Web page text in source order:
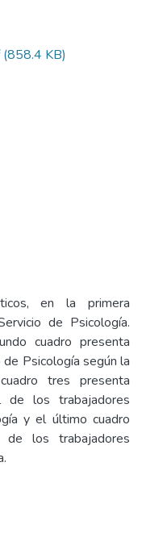
(858.4 KB)
en la primera
de Psicología.
cuadro presenta
Psicología según la
tres presenta
de los trabajadores
y el último cuadro
de los trabajadores